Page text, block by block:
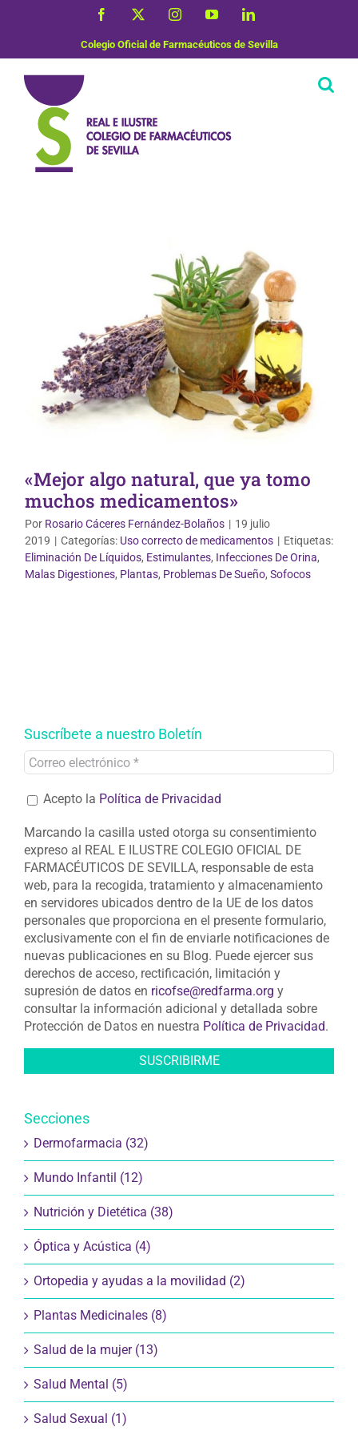
Facebook InstagramYouTubeLinkedIn
Colegio Oficial de Farmacéuticos de Sevilla
Uso correcto de medicamentos
«Mejor algo natural, que ya tomo
muchos medicamentos»
Por Rosario Cáceres Fernández-Bolaños | 19 julio
2019 | Categorías: Uso correcto de medicamentos | Etiquetas:
Eliminación De Líquidos, Estimulantes, Infecciones De Orina,
Malas Digestiones, Plantas, Problemas De Sueño, Sofocos
Suscríbete a nuestro Boletín
Acepto la Política de Privacidad
Marcando la casilla usted otorga su consentimiento
expreso al REAL E ILUSTRE COLEGIO OFICIAL DE
FARMACÉUTICOS DE SEVILLA, responsable de esta
web, para la recogida, tratamiento y almacenamiento
en servidores ubicados dentro de la UE de los datos
personales que proporciona en el presente formulario,
exclusivamente con el fin de enviarle notificaciones de
nuevas publicaciones en su Blog. Puede ejercer sus
derechos de acceso, rectificación, limitación y
supresión de datos en ricofse@redfarma.org y
consultar la información adicional y detallada sobre
Protección de Datos en nuestra Política de Privacidad.
Secciones
Dermofarmacia (32)
Mundo Infantil (12)
Nutrición y Dietética (38)
Óptica y Acústica (4)
Ortopedia y ayudas a la movilidad (2)
Plantas Medicinales (8)
Salud de la mujer (13)
Salud Mental (5)
Salud Sexual (1)